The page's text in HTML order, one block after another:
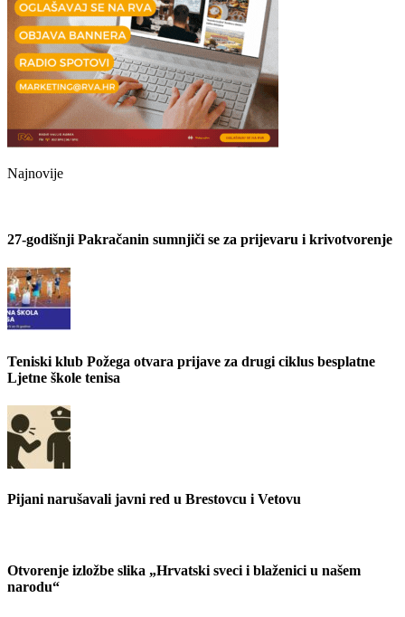
Najnovije
27-godišnji Pakračanin sumnjiči se za prijevaru i krivotvorenje
Teniski klub Požega otvara prijave za drugi ciklus besplatne
Ljetne škole tenisa
Pijani narušavali javni red u Brestovcu i Vetovu
Otvorenje izložbe slika „Hrvatski sveci i blaženici u našem
narodu“